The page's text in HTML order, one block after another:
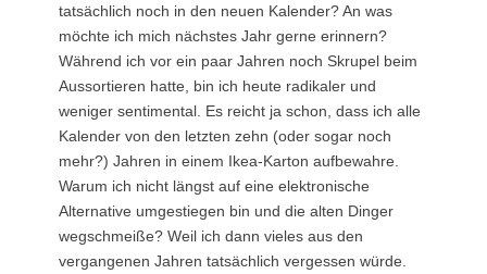
tatsächlich noch in den neuen Kalender? An was
möchte ich mich nächstes Jahr gerne erinnern?
Während ich vor ein paar Jahren noch Skrupel beim
Aussortieren hatte, bin ich heute radikaler und
weniger sentimental. Es reicht ja schon, dass ich alle
Kalender von den letzten zehn (oder sogar noch
mehr?) Jahren in einem Ikea-Karton aufbewahre.
Warum ich nicht längst auf eine elektronische
Alternative umgestiegen bin und die alten Dinger
wegschmeiße? Weil ich dann vieles aus den
vergangenen Jahren tatsächlich vergessen würde.